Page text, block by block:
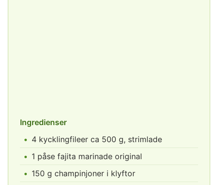
Ingredienser
4 kycklingfileer ca 500 g, strimlade
1 påse fajita marinade original
150 g champinjoner i klyftor